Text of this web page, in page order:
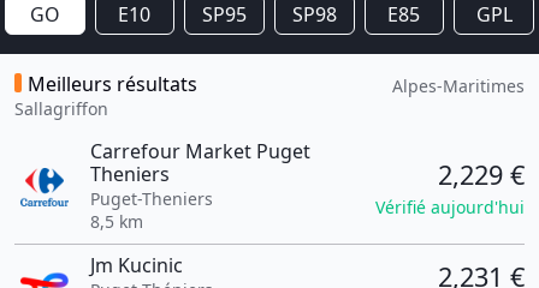
GO E10 SP95 SP98 E85 GPL
Meilleurs résultats
Sallagriffon
Alpes-Maritimes
Carrefour Market Puget
Theniers
Puget-Theniers
8,5 km
2,229 €
Vérifié aujourd'hui
Jm Kucinic 2,231 €